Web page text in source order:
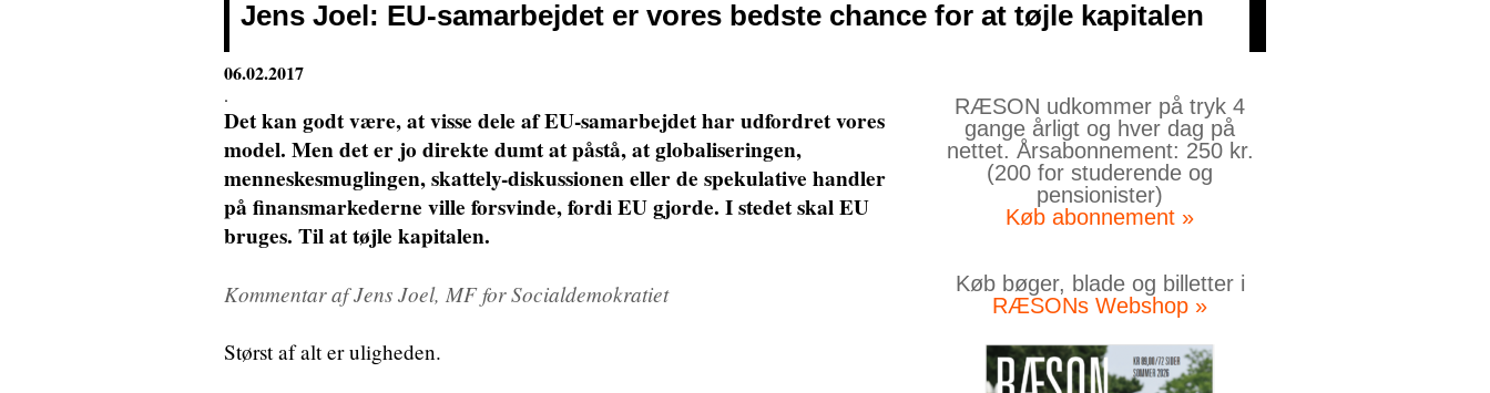
Jens Joel: EU-samarbejdet er vores bedste chance for at tøjle kapitalen
06.02.2017
.
Det kan godt være, at visse dele af EU-samarbejdet har udfordret vores
model. Men det er jo direkte dumt at påstå, at globaliseringen,
menneskesmuglingen, skattely-diskussionen eller de spekulative handler
på finansmarkederne ville forsvinde, fordi EU gjorde. I stedet skal EU
bruges. Til at tøjle kapitalen.
Kommentar af Jens Joel, MF for Socialdemokratiet
Størst af alt er uligheden.
RÆSON udkommer på tryk 4
gange årligt og hver dag på
nettet. Årsabonnement: 250 kr.
(200 for studerende og
pensionister)
Køb abonnement »
Køb bøger, blade og billetter i
RÆSONs Webshop »